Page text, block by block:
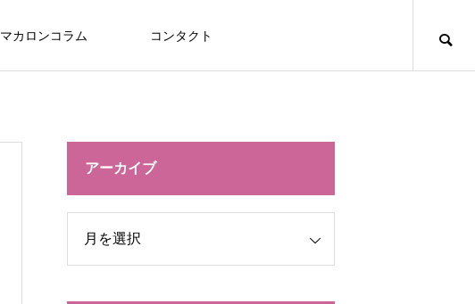
マカロンコラム コンタクト
アーカイブ